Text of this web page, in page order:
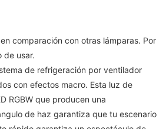
comparación con otras lámparas. Por
de usar.
de refrigeración por ventilador
con efectos macro. Esta luz de
RGBW que producen una
de haz garantiza que tu escenario